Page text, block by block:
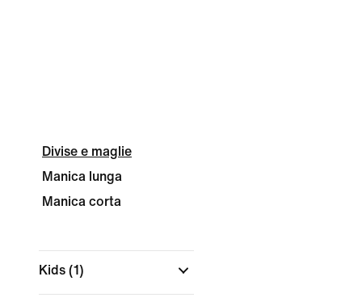
Divise e maglie
Manica lunga
Manica corta
Kids (1)